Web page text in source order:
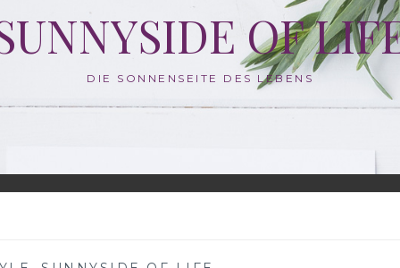
OF
DIE SONNENSEITE DES LEBENS